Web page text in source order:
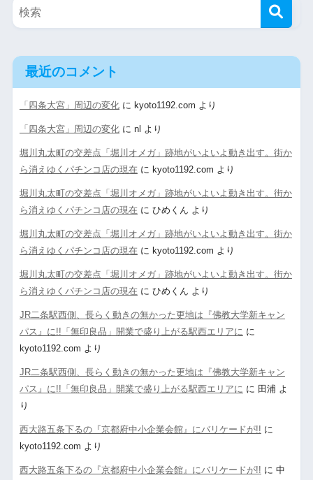
最近のコメント
「四条大宮」周辺の変化に kyoto1192.com より
「四条大宮」周辺の変化に nl より
堀川丸太町の交差点「堀川オメガ」跡地がいよいよ動き出す。街か
ら消えゆくパチンコ店の現在 に kyoto1192.com より
堀川丸太町の交差点「堀川オメガ」跡地がいよいよ動き出す。街か
ら消えゆくパチンコ店の現在 に ひめくん より
堀川丸太町の交差点「堀川オメガ」跡地がいよいよ動き出す。街か
ら消えゆくパチンコ店の現在 に kyoto1192.com より
堀川丸太町の交差点「堀川オメガ」跡地がいよいよ動き出す。街か
ら消えゆくパチンコ店の現在 に ひめくん より
JR二条駅西側、長らく動きの無かった更地は『佛教大学新キャン
パス』に!!「無印良品」開業で盛り上がる駅西エリアに に
kyoto1192.com より
JR二条駅西側、長らく動きの無かった更地は『佛教大学新キャン
パス』に!!「無印良品」開業で盛り上がる駅西エリアに に 田浦よ
り
西大路五条下るの『京都府中小企業会館』にバリケードが!! に
kyoto1192.com より
西大路五条下るの『京都府中小企業会館』にバリケードが!! に 中